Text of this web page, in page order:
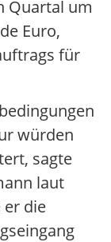
Quartal um
Euro,
für
würden
sagte
laut
die